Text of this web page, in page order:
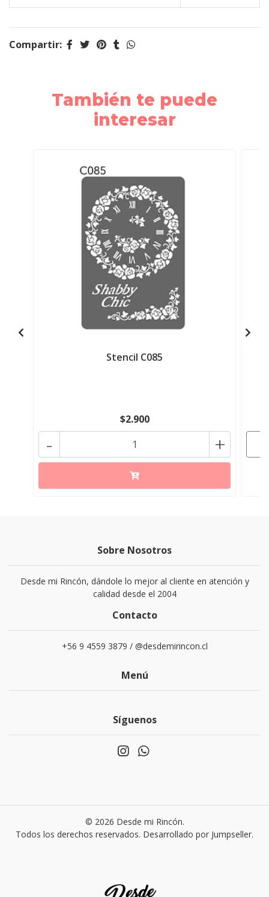
Compartir:
También te puede
interesar
Stencil C085
$2.900
+
-
Sobre Nosotros
Desde mi Rincón, dándole lo mejor al cliente en atención y
calidad desde el 2004
Contacto
+56 9 4559 3879 / @desdemirincon.cl
Menú
Síguenos
© 2026 Desde mi Rincón.
Todos los derechos reservados. Desarrollado por Jumpseller.